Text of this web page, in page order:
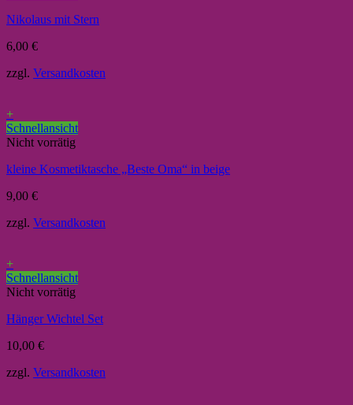
Nikolaus mit Stern
6,00 €
zzgl. Versandkosten
+
Schnellansicht
Nicht vorrätig
kleine Kosmetiktasche „Beste Oma“ in beige
9,00 €
zzgl. Versandkosten
+
Schnellansicht
Nicht vorrätig
Hänger Wichtel Set
10,00 €
zzgl. Versandkosten